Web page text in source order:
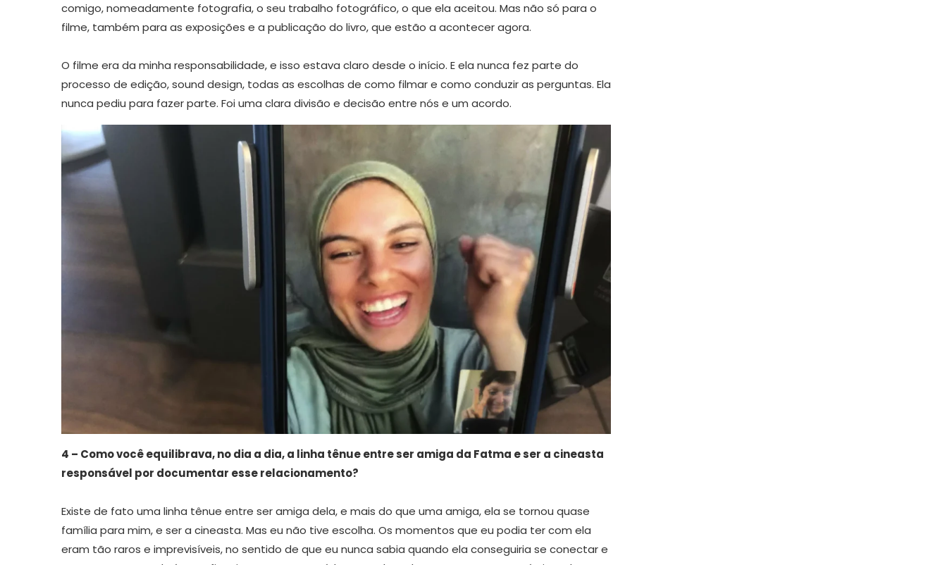
comigo, nomeadamente fotografia, o seu trabalho fotográfico, o que ela aceitou. Mas não só para o
filme, também para as exposições e a publicação do livro, que estão a acontecer agora.
O filme era da minha responsabilidade, e isso estava claro desde o início. E ela nunca fez parte do
processo de edição, sound design, todas as escolhas de como filmar e como conduzir as perguntas. Ela
nunca pediu para fazer parte. Foi uma clara divisão e decisão entre nós e um acordo.
4 – Como você equilibrava, no dia a dia, a linha tênue entre ser amiga da Fatma e ser a cineasta
responsável por documentar esse relacionamento?
Existe de fato uma linha tênue entre ser amiga dela, e mais do que uma amiga, ela se tornou quase
família para mim, e ser a cineasta. Mas eu não tive escolha. Os momentos que eu podia ter com ela
eram tão raros e imprevisíveis, no sentido de que eu nunca sabia quando ela conseguiria se conectar e